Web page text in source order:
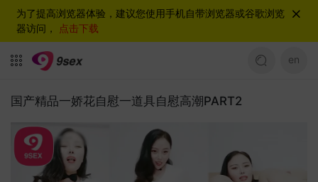
为了提高浏览器体验，建议您使用手机自带浏览器或谷歌浏览
器访问， 点击下载
en
国产精品一娇花自慰一道具自慰高潮PART2